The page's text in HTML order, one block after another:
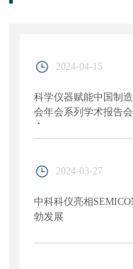
2024-04-15
科学仪器赋能中国制
会年会系列学术报告
会
2024-03-27
中科科仪亮相
勃发展